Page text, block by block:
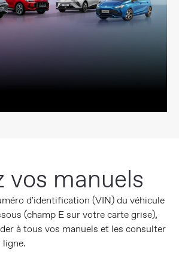
vos manuels
d'identification (VIN) du véhicule
(champ E sur votre carte grise),
à tous vos manuels et les consulter